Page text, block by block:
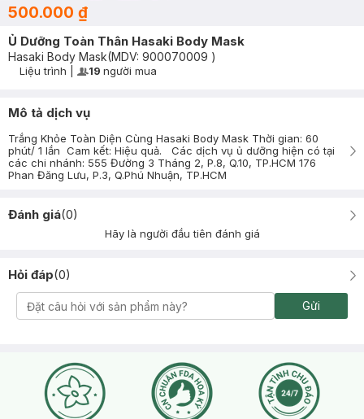
500.000 ₫
Ủ Dưỡng Toàn Thân Hasaki Body Mask
Hasaki Body Mask(MDV: 900070009 )
Timer Gray Icon
Liệu trình User Product Icon
19 người mua
Mô tả dịch vụ
Trắng Khỏe Toàn Diện Cùng Hasaki Body Mask Thời gian: 60
phút/ 1 lần Cam kết: Hiệu quả. Các dịch vụ ủ dưỡng hiện có tại
các chi nhánh: 555 Đường 3 Tháng 2, P.8, Q.10, TP.HCM 176
Phan Đăng Lưu, P.3, Q.Phú Nhuận, TP.HCM
Đánh giá(0)
Hãy là người đầu tiên đánh giá
Hỏi đáp(0)
Gửi